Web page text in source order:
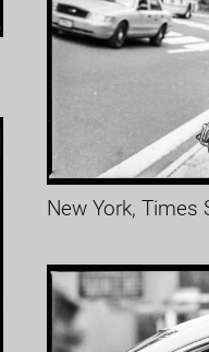
New York, Times